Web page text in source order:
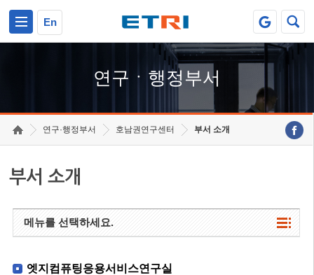
En
연구ㆍ행정부서
연구·행정부서 호남권연구센터 부서 소개
부서 소개
메뉴를 선택하세요.
엣지컴퓨팅응용서비스연구실